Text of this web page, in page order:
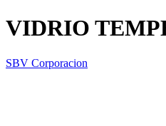
VIDRIO
SBV Corporacion